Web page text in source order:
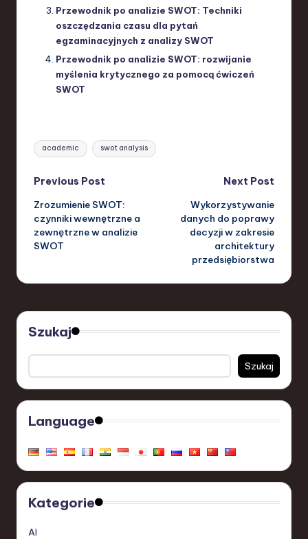
Przewodnik po analizie SWOT: Techniki
oszczędzania czasu dla pytań
egzaminacyjnych z analizy SWOT
Przewodnik po analizie SWOT: rozwijanie
myślenia krytycznego za pomocą ćwiczeń
SWOT
Tags:
academic swot analysis
Post
navigation
Previous Post
Zrozumienie SWOT:
czynniki wewnętrzne a
zewnętrzne w analizie
SWOT
Next Post
Wykorzystywanie
danych do poprawy
decyzji w zakresie
architektury
przedsiębiorstwa
Szukaj
Szukaj
Language
Kategorie
AI